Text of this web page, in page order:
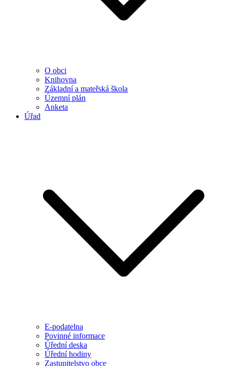
O obci
Knihovna
Základní a mateřská škola
Územní plán
Anketa
Úřad
E-podatelna
Povinné informace
Úřední deska
Úřední hodiny
Zastupitelstvo obce